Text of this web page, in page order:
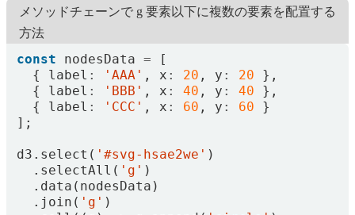
メソッドチェーンで g 要素以下に複数の要素を配置する
方法
const nodesData =
[
{
label : 'AAA' , x : 20 , y : 20
},
{
label : 'BBB' , x : 40 , y : 40
},
{
label : 'CCC' , x : 60 , y : 60
}
];
d3 . select ( '#svg-hsae2we' )
. selectAll ( 'g' )
. data ( nodesData )
. join ( 'g' )